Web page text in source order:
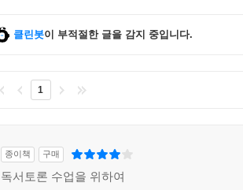
클린봇이 부적절한 글을 감지 중입니다.
1
종이책 구매
독서토론 수업을 위하여